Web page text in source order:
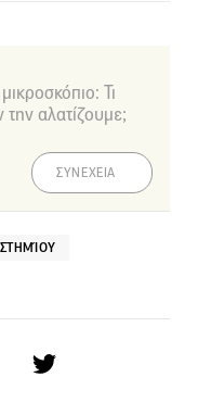
Τι
την αλατίζουμε;
ΣΥΝΕΧΕΙΑ